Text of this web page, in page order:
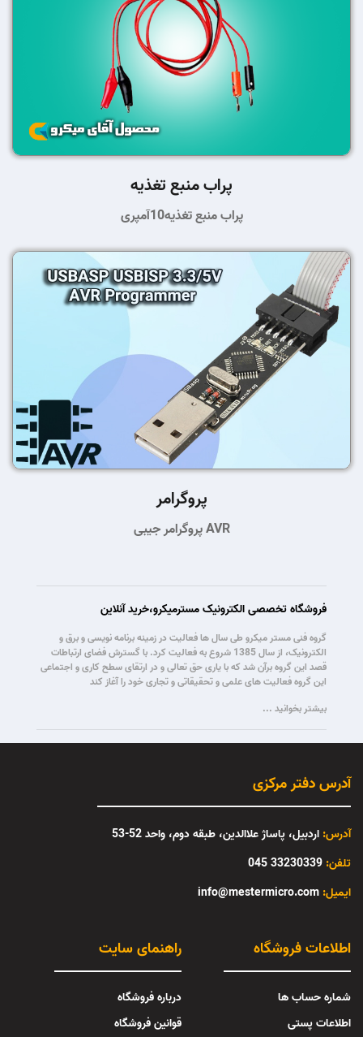
پراب منبع تغذیه
پراب منبع تغذیه10آمپری
پروگرامر
پروگرامر جیبی AVR
فروشگاه تخصصی الکترونیک مسترمیکرو،خرید آنلاین
گروه فنی مستر میکرو طی سال ها فعالیت در زمینه برنامه نویسی و برق و
الکترونیک، از سال 1385 شروع به فعالیت کرد. با گسترش فضای ارتباطات
قصد این گروه برآن شد که با یاری حق تعالی و در ارتقای سطح کاری و اجتماعی
این گروه فعالیت های علمی و تحقیقاتی و تجاری خود را آغاز کند
بیشتر بخوانید ...
آدرس دفتر مرکزی
آدرس: اردبیل، پاساژ علاالدین، طبقه دوم، واحد 52-53
تلفن: 33230339 045
info@mestermicro.com :ایمیل
راهنمای سایت
درباره فروشگاه
قوانین فروشگاه
اطلاعات فروشگاه
شماره حساب ها
اطلاعات پستی